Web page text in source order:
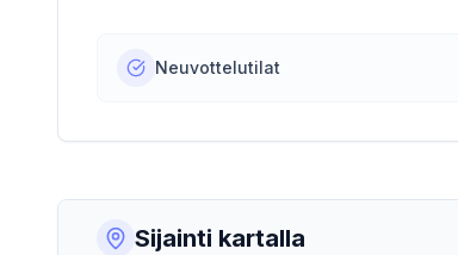
Neuvottelutilat
Sijainti kartalla